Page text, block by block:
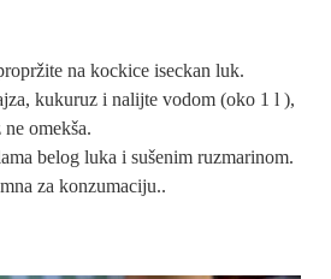
na kockice iseckan luk.
kukuruz i nalijte vodom (oko 1 l ),
omekša.
belog luka i sušenim ruzmarinom.
za konzumaciju..